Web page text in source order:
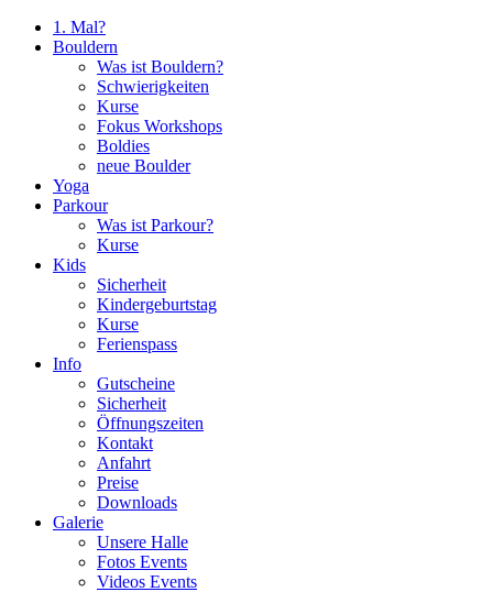
1. Mal?
Bouldern
Was ist Bouldern?
Schwierigkeiten
Kurse
Fokus Workshops
Boldies
neue Boulder
Yoga
Parkour
Was ist Parkour?
Kurse
Kids
Sicherheit
Kindergeburtstag
Kurse
Ferienspass
Info
Gutscheine
Sicherheit
Öffnungszeiten
Kontakt
Anfahrt
Preise
Downloads
Galerie
Unsere Halle
Fotos Events
Videos Events